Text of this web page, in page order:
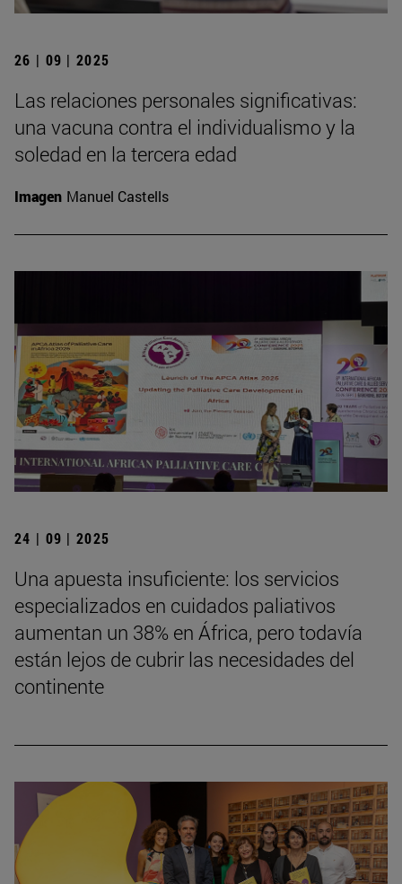
26 | 09 | 2025
Las relaciones personales significativas:
una vacuna contra el individualismo y la
soledad en la tercera edad
Imagen Manuel Castells
24 | 09 | 2025
Una apuesta insuficiente: los servicios
especializados en cuidados paliativos
aumentan un 38% en África, pero todavía
están lejos de cubrir las necesidades del
continente